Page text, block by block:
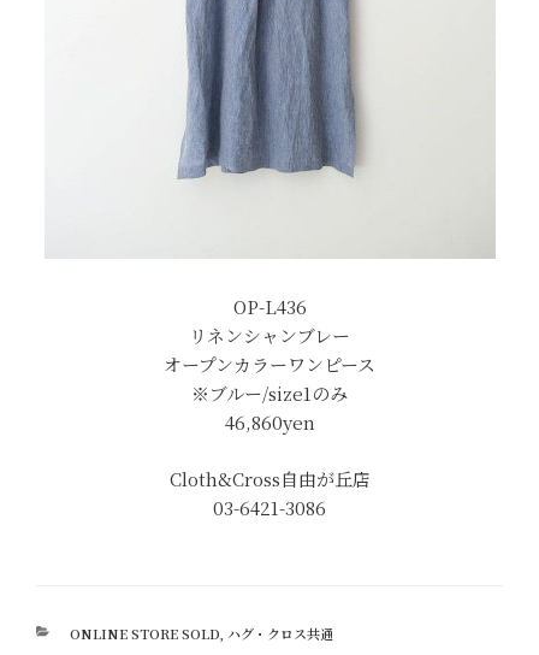
OP-L436
リネンシャンブレー
オープンカラーワンピース
※ブルー/size1のみ
46,860yen
Cloth&Cross自由が丘店
03-6421-3086
カ
ONLINE STORE SOLD, ハグ・クロス共通